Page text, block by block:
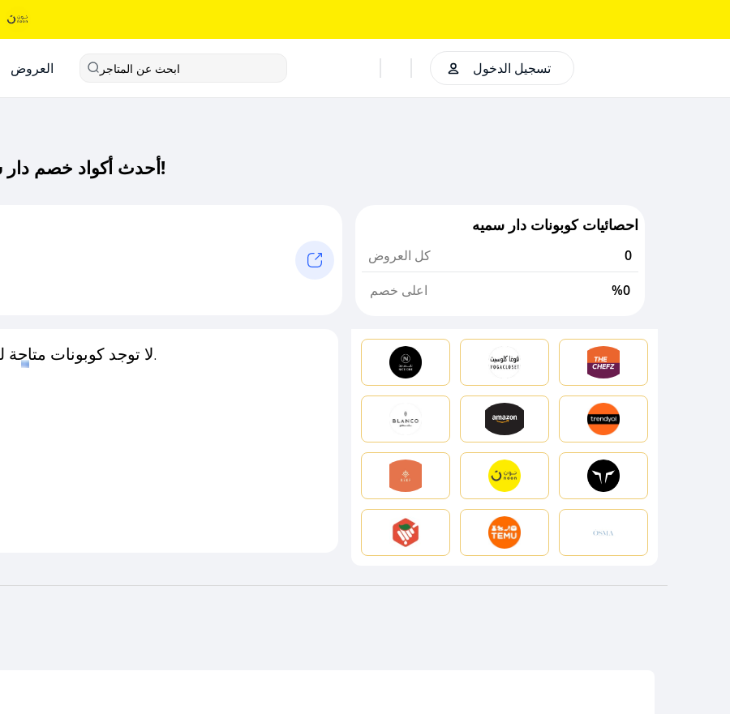
العروض ابحث عن المتاجر تسجيل الدخول
أحدث أكواد خصم دار سميه كود خصم حصري لـ دار سميه الآن!
احصائيات كوبونات دار سميه
كل العروض
0
اعلى خصم
%0
لا توجد كوبونات متاحة لـهذا المتجر حاليًا.